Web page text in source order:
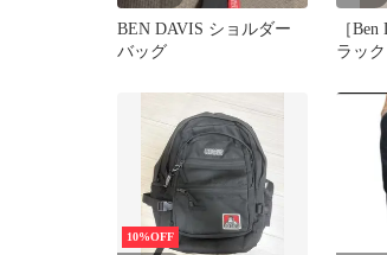
BEN DAVIS ショルダー
バッグ
［
ラック
10%OFF